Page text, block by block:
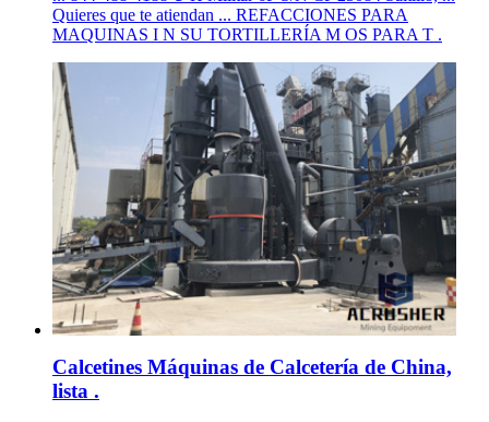
Quieres que te atiendan ... REFACCIONES PARA
MAQUINAS I N SU TORTILLERÍA M OS PARA T .
Calcetines Máquinas de Calcetería de China,
lista .